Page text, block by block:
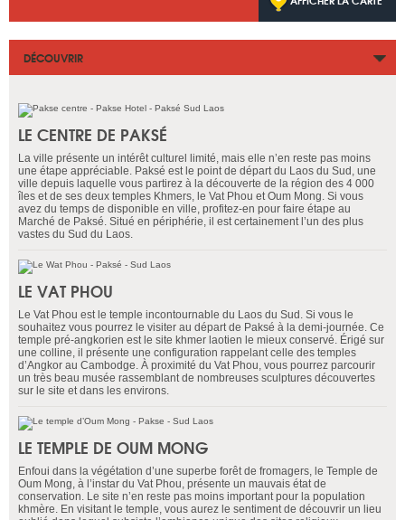
DÉCOUVRIR
LE CENTRE DE PAKSÉ
La ville présente un intérêt culturel limité, mais elle n’en reste pas moins
une étape appréciable. Paksé est le point de départ du Laos du Sud, une
ville depuis laquelle vous partirez à la découverte de la région des 4 000
îles et de ses deux temples Khmers, le Vat Phou et Oum Mong. Si vous
avez du temps de disponible en ville, profitez-en pour faire étape au
Marché de Paksé. Situé en périphérie, il est certainement l’un des plus
vastes du Sud du Laos.
LE VAT PHOU
Le Vat Phou est le temple incontournable du Laos du Sud. Si vous le
souhaitez vous pourrez le visiter au départ de Paksé à la demi-journée. Ce
temple pré-angkorien est le site khmer laotien le mieux conservé. Érigé sur
une colline, il présente une configuration rappelant celle des temples
d’Angkor au Cambodge. À proximité du Vat Phou, vous pourrez parcourir
un très beau musée rassemblant de nombreuses sculptures découvertes
sur le site et dans les environs.
LE TEMPLE DE OUM MONG
Enfoui dans la végétation d’une superbe forêt de fromagers, le Temple de
Oum Mong, à l’instar du Vat Phou, présente un mauvais état de
conservation. Le site n’en reste pas moins important pour la population
khmère. En visitant le temple, vous aurez le sentiment de découvrir un lieu